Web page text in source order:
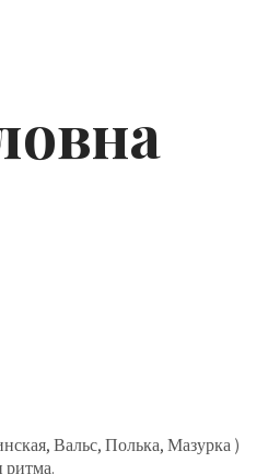
Вальс, Полька, Мазурка )
ритма.